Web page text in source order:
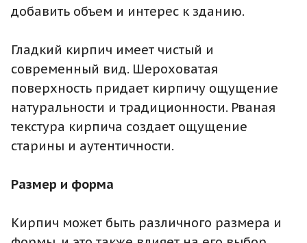
добавить объем и интерес к зданию.
Гладкий кирпич имеет чистый и
современный вид. Шероховатая
поверхность придает кирпичу ощущение
натуральности и традиционности. Рваная
текстура кирпича создает ощущение
старины и аутентичности.
Размер и форма
Кирпич может быть различного размера и